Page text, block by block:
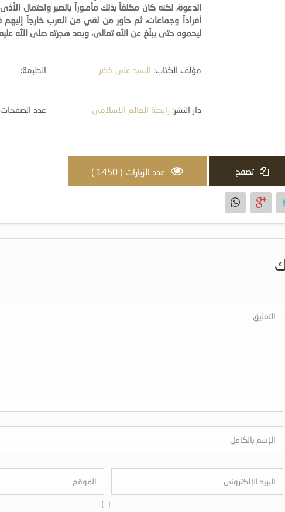
الدعوة، لكنه كان مكلفاً بذلك مأمـوراً بالصبر واحتمال
أفراداً وجماعات، ثم حاور من لقي من العرب خارجاً
ليحموه حتى يبلّغ عن الله تعالى، وبعد هجرته صلى الله
مؤلف الكتاب: السيد علي خضر الطبعة:
دار النشر: رابطة العالم الاسلامي عدد
تصفح عدد الزيارات ( 1450 )